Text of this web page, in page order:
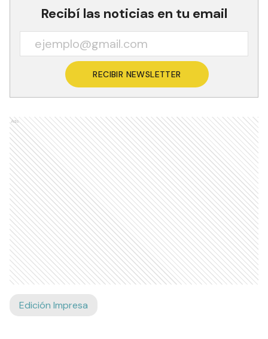
Recibí las noticias en tu email
RECIBIR NEWSLETTER
Ads
Edición Impresa